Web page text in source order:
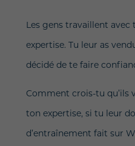
Les gens travaillent
expertise. Tu leur as
décidé de te faire
Comment crois-tu qu’ils
ton expertise, si tu leur
d’entraînement fait sur